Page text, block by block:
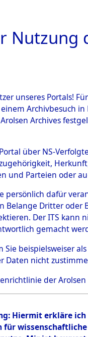
→0452
Nutzung
unseres Portals!
Archivbesuch
Archives
über NS-
und Parteien oder
persönlich dafür
Belange Dritter
Der ITS
gemacht
Sie beispielsweiser
Daten nicht
der Arolsen
Hiermit erkläre
für